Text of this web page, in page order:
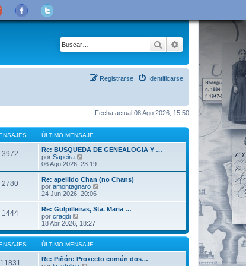
Buscar Búsqueda
Identificarse
Registrarse
Fecha actual 08 Ago 2026, 15:50
ÚLTIMO MENSAJE
3972
Re: BUSQUEDA DE GENEALOGIA Y …
por Sapeira
e
r
ú
l
t
o
m
e
n
s
a
e
06 Ago 2026, 23:19
2780
Re: apellido Chan (no Chans)
por amontagnaro
r
ú
m
m
e
24 Jun 2026, 20:06
1444
Re: Gulpilleiras, Sta. Maria …
por craqdi
e
r
ú
l
t
i
18 Abr 2026, 18:27
ÚLTIMO MENSAJE
11831
Re: Piñón: Proxecto común dos…